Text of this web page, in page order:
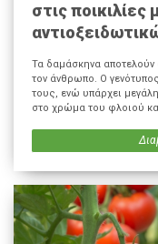
στις
Τα δαμάσκηνα αποτελούν
τον άνθρωπο. Ο
τους, ενώ υπάρχει
στο χρώμα του φλοιού